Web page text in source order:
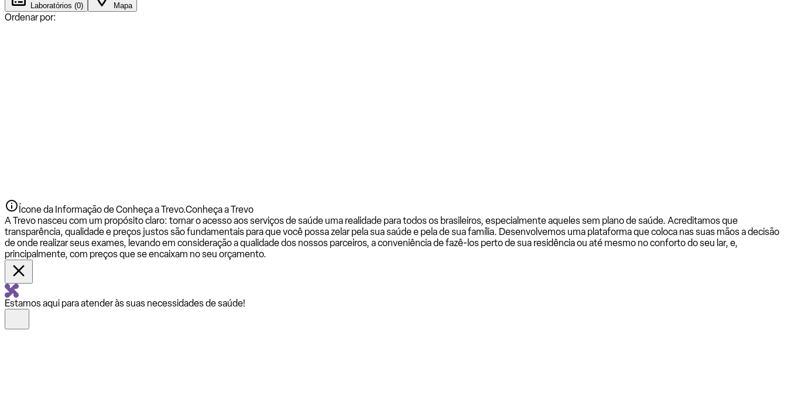
Laboratórios (0) Mapa
Ordenar por:
Ícone da Informação de Conheça a Trevo.Conheça a Trevo
A Trevo nasceu com um propósito claro: tornar o acesso aos serviços de saúde uma realidade para todos os brasileiros, especialmente aqueles sem plano de saúde. Acreditamos que
transparência, qualidade e preços justos são fundamentais para que você possa zelar pela sua saúde e pela de sua família. Desenvolvemos uma plataforma que coloca nas suas mãos a decisão
de onde realizar seus exames, levando em consideração a qualidade dos nossos parceiros, a conveniência de fazê-los perto de sua residência ou até mesmo no conforto do seu lar, e,
principalmente, com preços que se encaixam no seu orçamento.
Estamos aqui para atender às suas necessidades de saúde!